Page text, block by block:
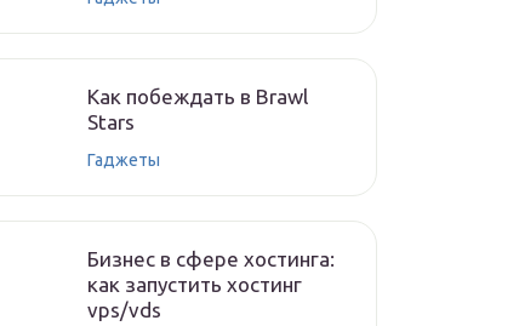
Как побеждать в Brawl
Stars
Гаджеты
Бизнес в сфере хостинга:
как запустить хостинг
vps/vds